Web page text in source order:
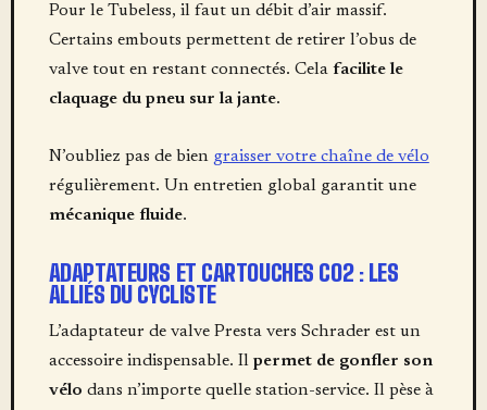
Pour le Tubeless, il faut un débit d’air massif.
Certains embouts permettent de retirer l’obus de
valve tout en restant connectés. Cela facilite le
claquage du pneu sur la jante.
N’oubliez pas de bien graisser votre chaîne de vélo
régulièrement. Un entretien global garantit une
mécanique fluide.
ADAPTATEURS ET CARTOUCHES CO2 : LES
ALLIÉS DU CYCLISTE
L’adaptateur de valve Presta vers Schrader est un
accessoire indispensable. Il permet de gonfler son
vélo dans n’importe quelle station-service. Il pèse à